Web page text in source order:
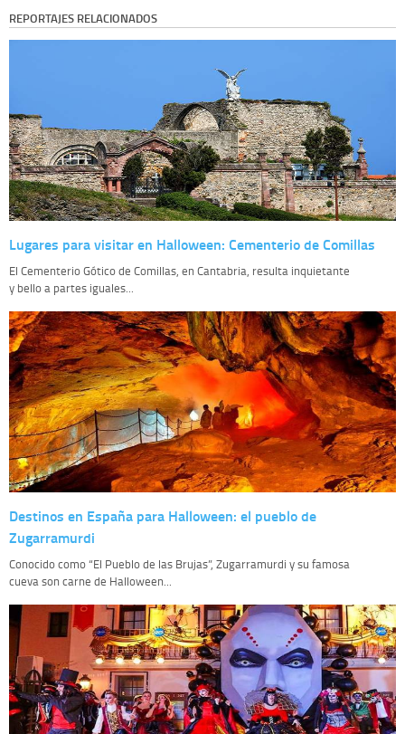
REPORTAJES RELACIONADOS
Lugares para visitar en Halloween: Cementerio de Comillas
El Cementerio Gótico de Comillas, en Cantabria, resulta inquietante
y bello a partes iguales...
Destinos en España para Halloween: el pueblo de
Zugarramurdi
Conocido como “El Pueblo de las Brujas”, Zugarramurdi y su famosa
cueva son carne de Halloween...